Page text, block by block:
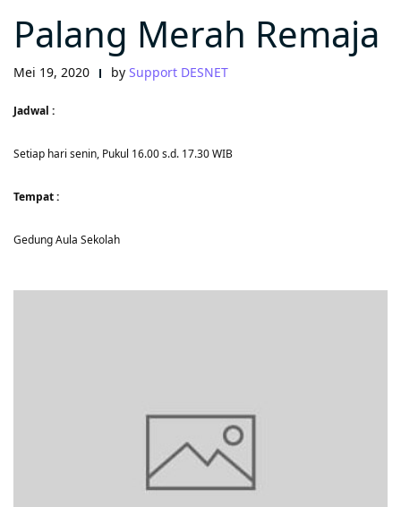
Palang Merah Remaja
Mei 19, 2020 by Support DESNET
Jadwal :
Setiap hari senin, Pukul 16.00 s.d. 17.30 WIB
Tempat :
Gedung Aula Sekolah